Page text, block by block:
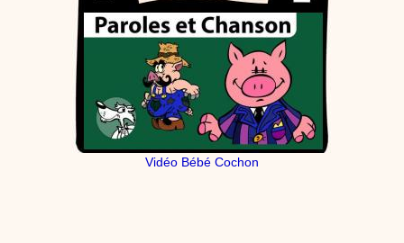
Vidéo Bébé Cochon